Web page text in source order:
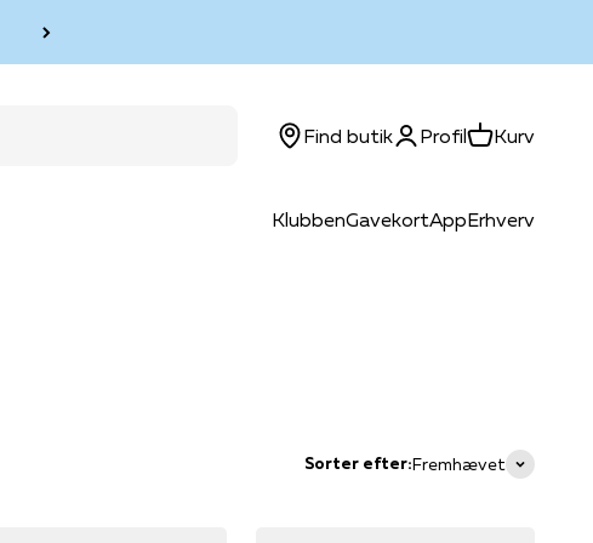
KlubbenGavekortAppErhverv
Find butikLog ind
ProfilKurvKurv
Sorter efter:Fremhævet